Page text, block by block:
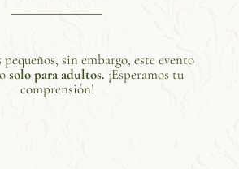
sin embargo, este evento
solo para adultos. ¡Esperamos tu
comprensión!